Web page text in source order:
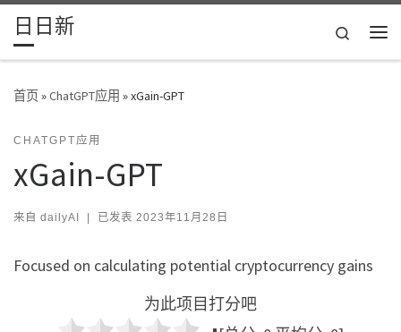
Skip to content
日日新
Search
首页»ChatGPT应用 »xGain-GPT
CHATGPT应用
xGain-GPT
来自 dailyAI | 已发表 2023年11月28日
Focused on calculating potential cryptocurrency gains
为此项目打分吧